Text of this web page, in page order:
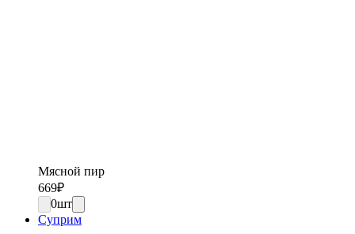
Мясной пир
669₽
0шт
Суприм